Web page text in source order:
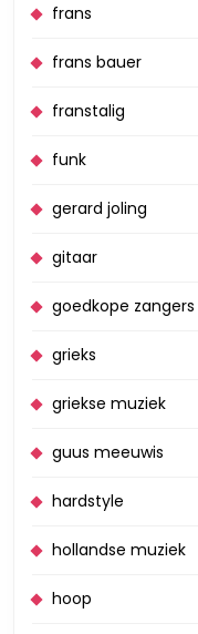
frans
frans bauer
franstalig
funk
gerard joling
gitaar
goedkope zangers
grieks
griekse muziek
guus meeuwis
hardstyle
hollandse muziek
hoop